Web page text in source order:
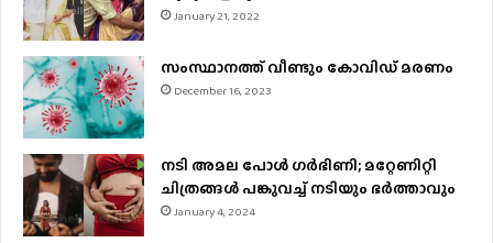
January 21, 2022
സംസ്ഥാനത്ത് വീണ്ടും കോവിഡ് മരണം
December 16, 2023
നടി അമല പോൾ ​ഗർഭിണി; മറ്റേണിറ്റി
ചിത്രങ്ങള്‍ പങ്കുവച്ച് നടിയും ഭർത്താവും
January 4, 2024